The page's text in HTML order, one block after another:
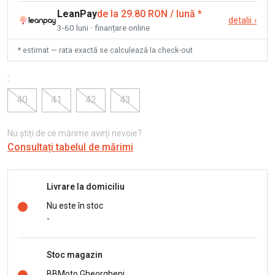
LeanPayde la 29.80 RON / lună *
3-60 luni · finanțare online
detalii ›
* estimat — rata exactă se calculează la check-out
:
40
41 42 43
Nu știți de ce mărime aveți nevoie?
Consultați tabelul de mărimi
Livrare la domiciliu
Nu este în stoc
-
Stoc magazin